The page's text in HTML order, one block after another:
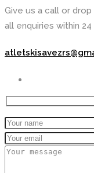
Give us a call or
all enquiries within